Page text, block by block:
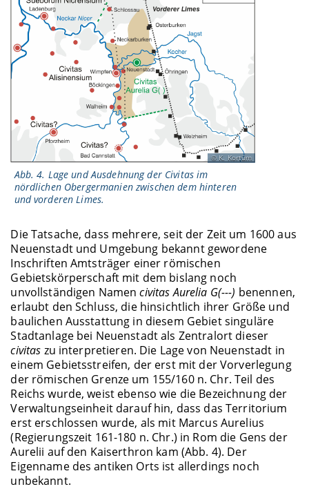
K. Kortüm
Abb. 4. Lage und Ausdehnung der Civitas im
nördlichen Obergermanien zwischen dem hinteren
und vorderen Limes.
Die Tatsache, dass mehrere, seit der Zeit um 1600 aus
Neuenstadt und Umgebung bekannt gewordene
Inschriften Amtsträger einer römischen
Gebietskörperschaft mit dem bislang noch
unvollständigen Namencivitas Aurelia G(---) benennen,
erlaubt den Schluss, die hinsichtlich ihrer Größe und
baulichen Ausstattung in diesem Gebiet singuläre
Stadtanlage bei Neuenstadt als Zentralort dieser
civitas zu interpretieren. Die Lage von Neuenstadt in
einem Gebietsstreifen, der erst mit der Vorverlegung
der römischen Grenze um 155/160 n. Chr. Teil des
Reichs wurde, weist ebenso wie die Bezeichnung der
Verwaltungseinheit darauf hin, dass das Territorium
erst erschlossen wurde, als mit Marcus Aurelius
(Regierungszeit 161-180 n. Chr.) in Rom die Gens der
Aurelii auf den Kaiserthron kam (Abb. 4). Der
Eigenname des antiken Orts ist allerdings noch
unbekannt.